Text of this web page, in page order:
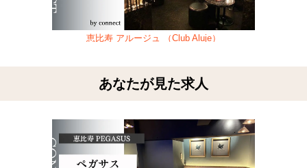
恵比寿 アルージュ （Club Aluje）
あなたが見た求人